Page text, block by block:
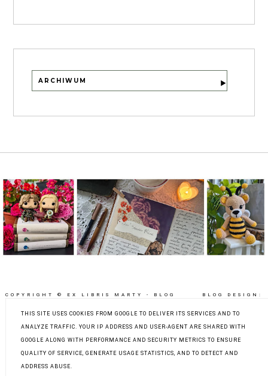
ARCHIWUM
COPYRIGHT ©
EX LIBRIS MARTY - BLOG
BLOG DESIGN:
THIS SITE USES COOKIES FROM GOOGLE TO DELIVER ITS SERVICES AND TO
ANALYZE TRAFFIC. YOUR IP ADDRESS AND USER-AGENT ARE SHARED WITH
GOOGLE ALONG WITH PERFORMANCE AND SECURITY METRICS TO ENSURE
QUALITY OF SERVICE, GENERATE USAGE STATISTICS, AND TO DETECT AND
ADDRESS ABUSE.